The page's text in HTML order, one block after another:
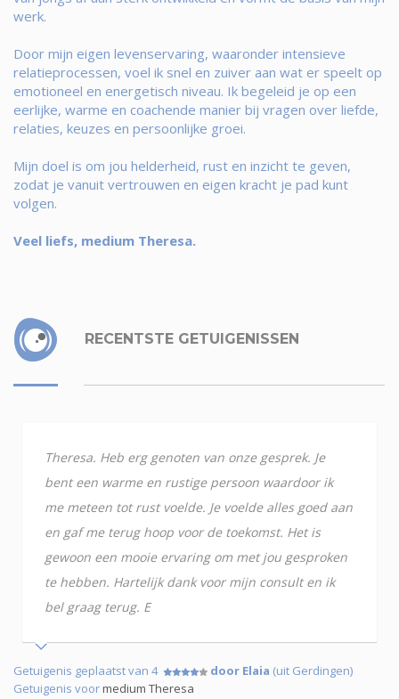
werk.
Door mijn eigen levenservaring, waaronder intensieve
relatieprocessen, voel ik snel en zuiver aan wat er speelt op
emotioneel en energetisch niveau. Ik begeleid je op een
eerlijke, warme en coachende manier bij vragen over liefde,
relaties, keuzes en persoonlijke groei.
Mijn doel is om jou helderheid, rust en inzicht te geven,
zodat je vanuit vertrouwen en eigen kracht je pad kunt
volgen.
Veel liefs, medium Theresa.
RECENTSTE GETUIGENISSEN
Theresa. Heb erg genoten van onze gesprek. Je
bent een warme en rustige persoon waardoor ik
me meteen tot rust voelde. Je voelde alles goed aan
en gaf me terug hoop voor de toekomst. Het is
gewoon een mooie ervaring om met jou gesproken
te hebben. Hartelijk dank voor mijn consult en ik
bel graag terug. E
Getuigenis geplaatst van 4 door Elaia (uit Gerdingen)
Getuigenis voormedium Theresa